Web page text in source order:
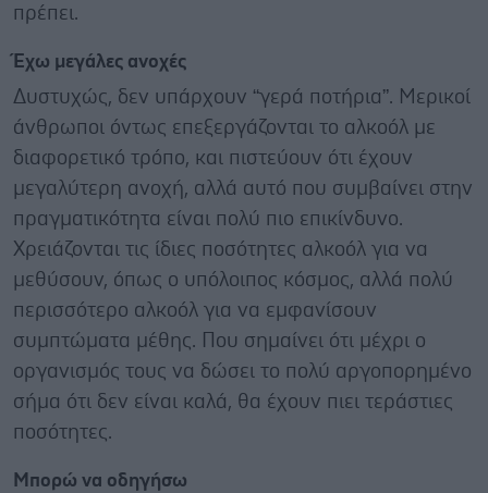
πρέπει.
Έχω μεγάλες ανοχές
Δυστυχώς, δεν υπάρχουν “γερά ποτήρια”. Μερικοί
άνθρωποι όντως επεξεργάζονται το αλκοόλ με
διαφορετικό τρόπο, και πιστεύουν ότι έχουν
μεγαλύτερη ανοχή, αλλά αυτό που συμβαίνει στην
πραγματικότητα είναι πολύ πιο επικίνδυνο.
Χρειάζονται τις ίδιες ποσότητες αλκοόλ για να
μεθύσουν, όπως ο υπόλοιπος κόσμος, αλλά πολύ
περισσότερο αλκοόλ για να εμφανίσουν
συμπτώματα μέθης. Που σημαίνει ότι μέχρι ο
οργανισμός τους να δώσει το πολύ αργοπορημένο
σήμα ότι δεν είναι καλά, θα έχουν πιει τεράστιες
ποσότητες.
Μπορώ να οδηγήσω